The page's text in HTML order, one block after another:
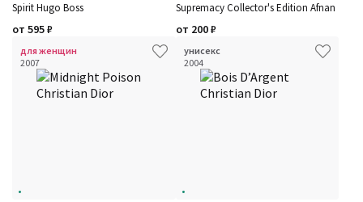
Spirit Hugo Boss
от 595₽
Supremacy Collector's Edition Afnan
от 200₽
для женщин
2007
унисекс
2004